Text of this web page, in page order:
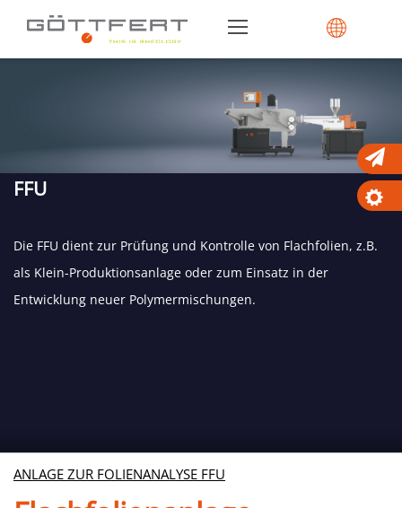
FFU
Die FFU dient zur Prüfung und Kontrolle von Flachfolien, z.B.
als Klein-Produktionsanlage oder zum Einsatz in der
Entwicklung neuer Polymermischungen.
ANLAGE ZUR FOLIENANALYSE FFU